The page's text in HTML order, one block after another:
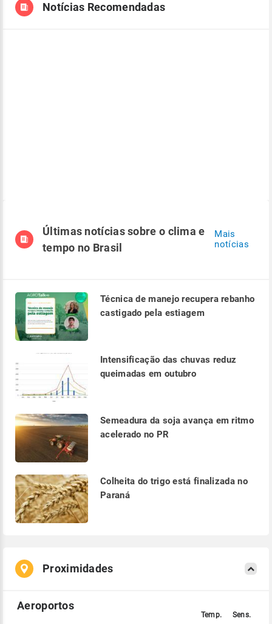
Notícias Recomendadas
Últimas notícias sobre o clima e
tempo no Brasil
Mais
notícias
Técnica de manejo recupera rebanho
castigado pela estiagem
Intensificação das chuvas reduz
queimadas em outubro
Semeadura da soja avança em ritmo
acelerado no PR
Colheita do trigo está finalizada no
Paraná
Proximidades